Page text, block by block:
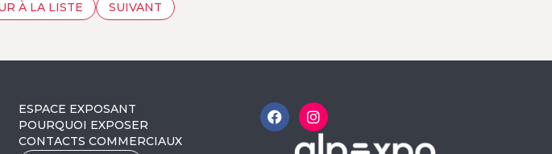
À LA LISTE SUIVANT
ESPACE EXPOSANT
POURQUOI EXPOSER
CONTACTS COMMERCIAUX